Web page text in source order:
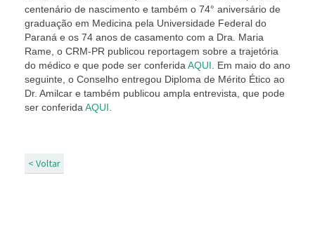
centenário de nascimento e também o 74° aniversário de
graduação em Medicina pela Universidade Federal do
Paraná e os 74 anos de casamento com a Dra. Maria
Rame, o CRM-PR publicou reportagem sobre a trajetória
do médico e que pode ser conferida AQUI . Em maio do ano
seguinte, o Conselho entregou Diploma de Mérito Ético ao
Dr. Amilcar e também publicou ampla entrevista, que pode
ser conferida AQUI
< Voltar